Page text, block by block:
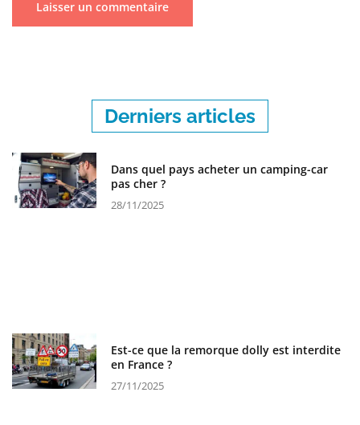
Derniers articles
Dans quel pays acheter un camping-car
pas cher ?
28/11/2025
Est-ce que la remorque dolly est interdite
en France ?
27/11/2025